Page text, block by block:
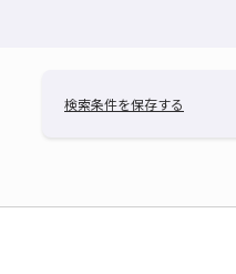
検索条件を保存する